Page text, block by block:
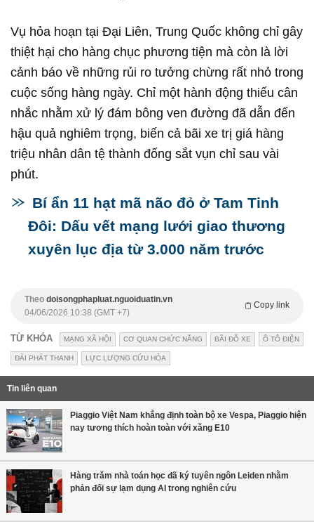
Vụ hỏa hoạn tại Đại Liên, Trung Quốc không chỉ gây
thiệt hại cho hàng chục phương tiện mà còn là lời
cảnh báo về những rủi ro tưởng chừng rất nhỏ trong
cuộc sống hàng ngày. Chỉ một hành động thiếu cân
nhắc nhằm xử lý đám bông ven đường đã dẫn đến
hậu quả nghiêm trọng, biến cả bãi xe trị giá hàng
triệu nhân dân tệ thành đống sắt vụn chỉ sau vài
phút.
Bí ẩn 11 hạt mã não đỏ ở Tam Tinh
Đôi: Dấu vết mạng lưới giao thương
xuyên lục địa từ 3.000 năm trước
Theo doisongphapluat.nguoiduatin.vn
Copy link
04/06/2026 10:38 (GMT +7)
TỪ KHÓA MẠNG XÃ HỘI CƠ QUAN CHỨC NĂNG BÃI ĐỖ XE Ô TÔ ĐIỆN
ĐÀI PHÁT THANH LỰC LƯỢNG CỨU HỎA
Tin liên quan
Piaggio Việt Nam khẳng định toàn bộ xe Vespa, Piaggio hiện
nay tương thích hoàn toàn với xăng E10
Hàng trăm nhà toán học đã ký tuyên ngôn Leiden nhằm
phản đối sự lạm dụng AI trong nghiên cứu